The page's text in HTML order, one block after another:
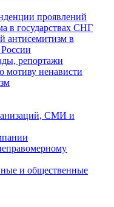
проявлений
в государствах СНГ
антисемитизм в
репортажи
мотиву ненависти
СМИ и
и общественные